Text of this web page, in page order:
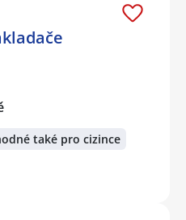
také pro cizince